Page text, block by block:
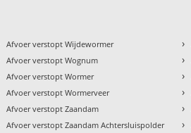
Afvoer verstopt Wijdewormer
Afvoer verstopt Wognum
Afvoer verstopt Wormer
Afvoer verstopt Wormerveer
Afvoer verstopt Zaandam
Afvoer verstopt Zaandam Achtersluispolder
›
›
›
›
›
›